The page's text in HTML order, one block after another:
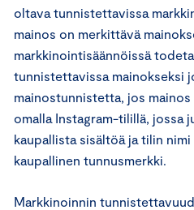
oltava tunnistettavissa
mainos on merkittävä
markkinointisäännöissä
tunnistettavissa mainokseksi
mainostunnistetta, jos
omalla Instagram-tilillä, jossa
kaupallista sisältöä ja tilin nimi
kaupallinen tunnusmerkki.
Markkinoinnin